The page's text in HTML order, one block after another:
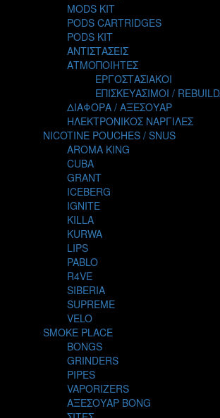
SCANDAL
SECRET FOREST
STEAM CITY LIQUIDS
STEAM TRAIN
STEAMPUNK
TALES
TATTOO
THE ALCHEMIST
THE SMOKER'S CLUB
TIKI MAHU
TWIST
VGOD
WILD ZOO
YETI
MODS KIT
PODS CARTRIDGES
PODS KIT
ΑΝΤΙΣΤΑΣΕΙΣ
ΑΤΜΟΠΟΙΗΤΕΣ
ΕΡΓΟΣΤΑΣΙΑΚΟΙ
ΕΠΙΣΚΕΥΑΣΙΜΟΙ /
ΔΙΑΦΟΡΑ / ΑΞΕΣΟΥΑΡ
ΗΛΕΚΤΡΟΝΙΚΟΣ ΝΑΡΓΙΛΕΣ
NICOTINE POUCHES / SNUS
AROMA KING
CUBA
GRANT
ICEBERG
IGNITE
KILLA
KURWA
LIPS
PABLO
R4VE
SIBERIA
SUPREME
VELO
SMOKE PLACE
BONGS
GRINDERS
PIPES
VAPORIZERS
ΑΞΕΣΟΥΑΡ BONG